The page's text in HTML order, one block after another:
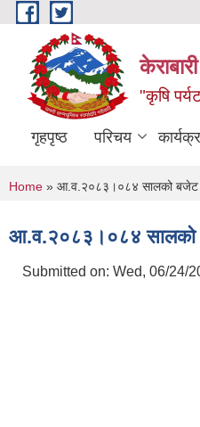
Skip to main content
"कृषि
गृहपृष्ठ परिचय
You are here
Home » आ.व.२०८३।०८४ सालको बजेट
आ.व.२०८३।०८४ सालको
Submitted on: Wed, 06/24/